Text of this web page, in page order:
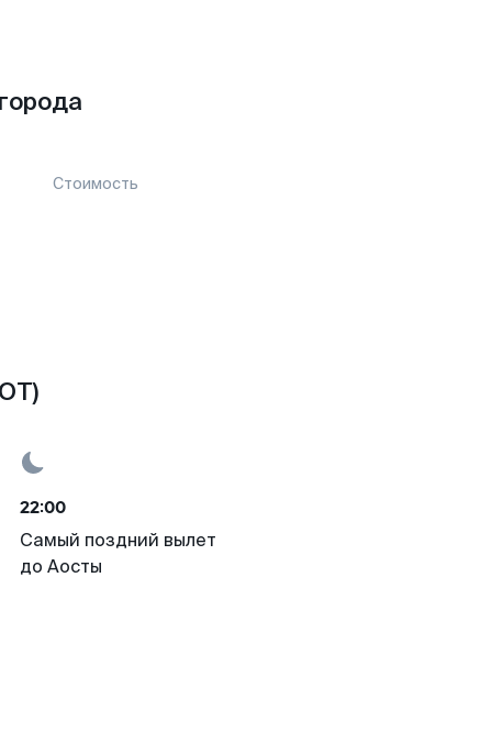
Стоимость
22:00
Самый поздний вылет
до Аосты